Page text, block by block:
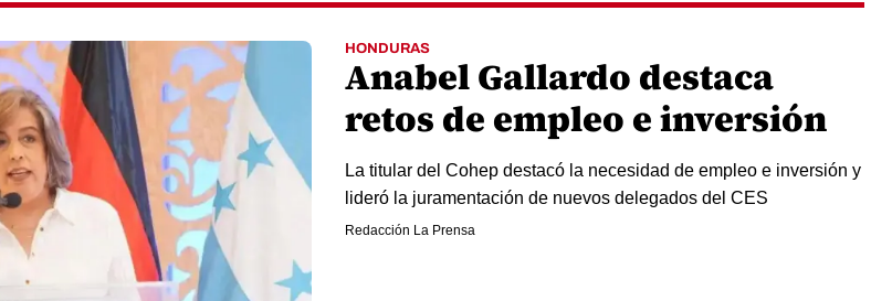
HONDURAS
Anabel Gallardo destaca
retos de empleo e inversión
La titular del Cohep destacó la necesidad de empleo e inversión y
lideró la juramentación de nuevos delegados del CES
Redacción La Prensa